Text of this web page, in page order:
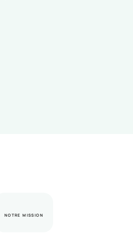
NOTRE MISSION